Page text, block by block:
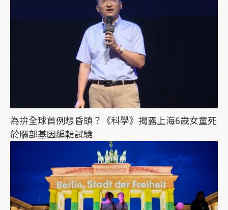
為拚全球首例想昏頭？《科學》揭露上海6歲女童死
於腦部基因編輯試驗